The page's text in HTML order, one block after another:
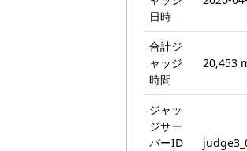
日時
合計ジ
ャッジ
時間
20,453
ジャッ
ジサー
バーID